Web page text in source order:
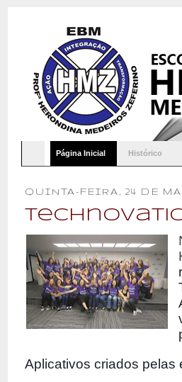
Página Inicial Histórico
QUINTA-FEIRA, 24 DE
Aplicativos criados pelas